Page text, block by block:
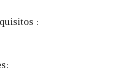
: